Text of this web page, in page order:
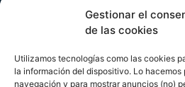
Gestionar el
de las cookies
Utilizamos tecnologías como las cookies
la información del dispositivo. Lo
navegación y para mostrar anuncios (no)
Haz clic para aceptar cookies
este